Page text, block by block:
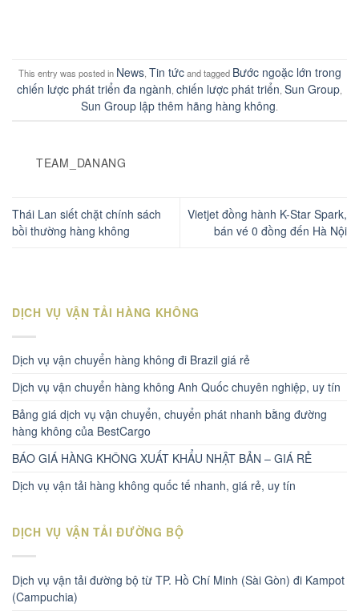
This entry was posted in News, Tin tứcand tagged Bước ngoặc lớn trong
chiến lược phát triển đa ngành, chiến lược phát triển, Sun Group,
Sun Group lập thêm hãng hàng không.
TEAM_DANANG
Thái Lan siết chặt chính sách
bồi thường hàng không
Vietjet đồng hành K-Star Spark,
bán vé 0 đồng đến Hà Nội
DỊCH VỤ VẬN TẢI HÀNG KHÔNG
Dịch vụ vận chuyển hàng không đi Brazil giá rẻ
Dịch vụ vận chuyển hàng không Anh Quốc chuyên nghiệp, uy tín
Bảng giá dịch vụ vận chuyển, chuyển phát nhanh bằng đường
hàng không của BestCargo
BÁO GIÁ HÀNG KHÔNG XUẤT KHẨU NHẬT BẢN – GIÁ RẺ
Dịch vụ vận tải hàng không quốc tế nhanh, giá rẻ, uy tín
DỊCH VỤ VẬN TẢI ĐƯỜNG BỘ
Dịch vụ vận tải đường bộ từ TP. Hồ Chí Minh (Sài Gòn) đi Kampot
(Campuchia)